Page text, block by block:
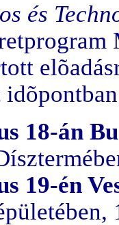
és
18-án
19-én